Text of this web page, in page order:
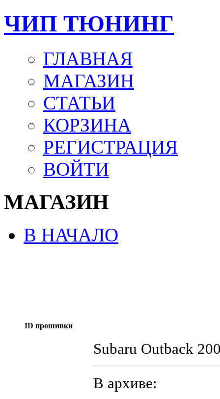
ЧИП ТЮНИНГ
ГЛАВНАЯ
МАГАЗИН
СТАТЬИ
КОРЗИНА
РЕГИСТРАЦИЯ
ВОЙТИ
МАГАЗИН
В НАЧАЛО
ID прошивки
Subaru Outback
В архиве: